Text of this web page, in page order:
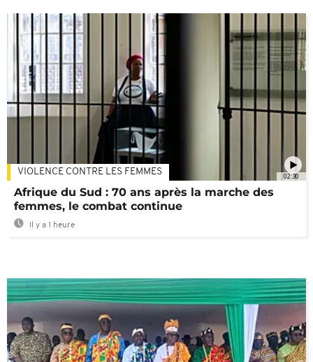
02:30
VIOLENCE CONTRE LES FEMMES
Afrique du Sud : 70 ans après la marche des
femmes, le combat continue
Il y a 1 heure